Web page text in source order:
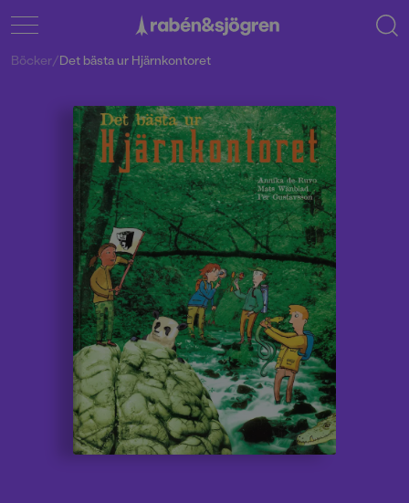
Böcker/Det bästa ur Hjärnkontoret